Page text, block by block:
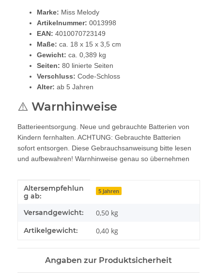
Marke: Miss Melody
Artikelnummer: 0013998
EAN: 4010070723149
Maße: ca. 18 x 15 x 3,5 cm
Gewicht: ca. 0,389 kg
Seiten: 80 linierte Seiten
Verschluss: Code-Schloss
Alter: ab 5 Jahren
⚠️ Warnhinweise
Batterieentsorgung. Neue und gebrauchte Batterien von
Kindern fernhalten. ACHTUNG: Gebrauchte Batterien
sofort entsorgen. Diese Gebrauchsanweisung bitte lesen
und aufbewahren! Warnhinweise genau so übernehmen
Produkteigenschaft
Wert
Altersempfehlun
g ab:
5 Jahren
Versandgewicht: 0,50 kg
Artikelgewicht: 0,40 kg
Angaben zur Produktsicherheit